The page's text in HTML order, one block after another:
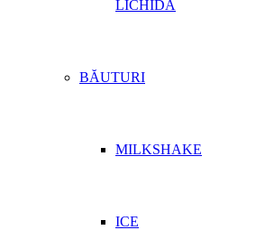
LICHIDĂ
BĂUTURI
MILKSHAKE
ICE